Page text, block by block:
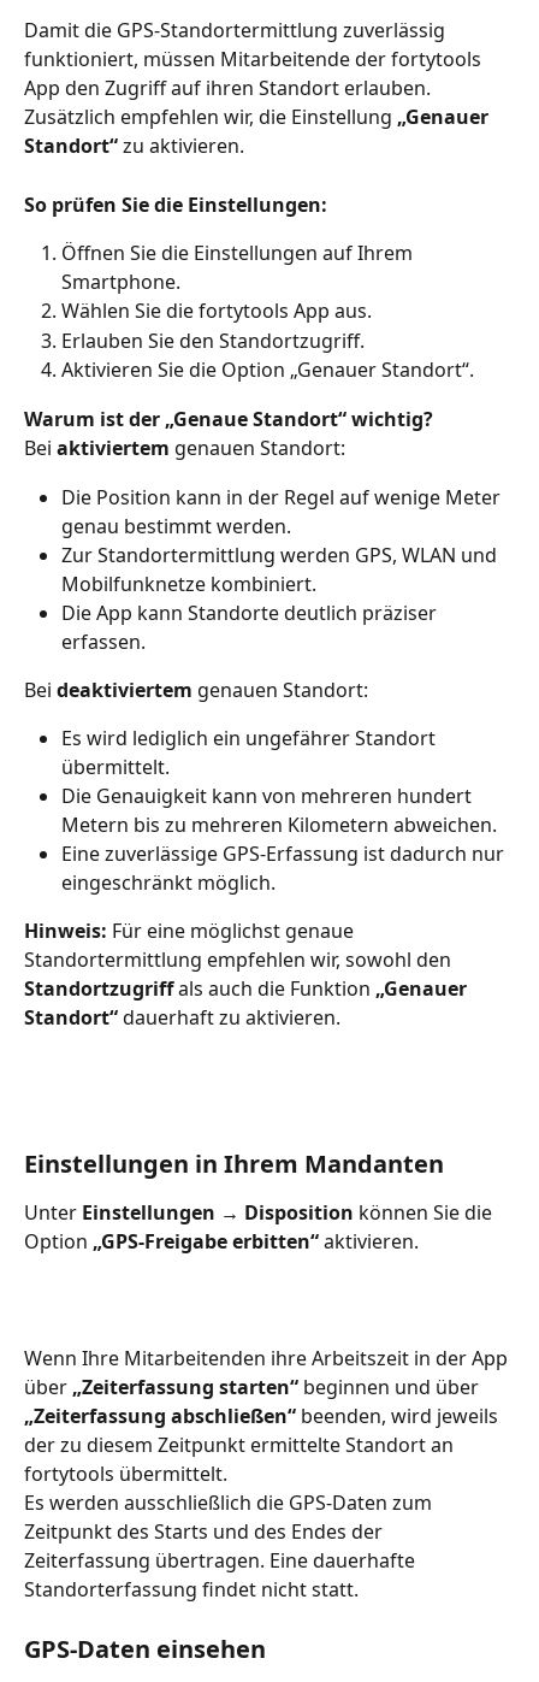
Damit die GPS-Standortermittlung zuverlässig
funktioniert, müssen Mitarbeitende der fortytools
App den Zugriff auf ihren Standort erlauben.
Zusätzlich empfehlen wir, die Einstellung „Genauer
Standort“ zu aktivieren.
So prüfen Sie die Einstellungen:
Öffnen Sie die Einstellungen auf Ihrem
Smartphone.
Wählen Sie die fortytools App aus.
Erlauben Sie den Standortzugriff.
Aktivieren Sie die Option „Genauer Standort“.
Warum ist der „Genaue Standort“ wichtig?
Bei aktiviertem genauen Standort:
Die Position kann in der Regel auf wenige Meter
genau bestimmt werden.
Zur Standortermittlung werden GPS, WLAN und
Mobilfunknetze kombiniert.
Die App kann Standorte deutlich präziser
erfassen.
Bei deaktiviertem genauen Standort:
Es wird lediglich ein ungefährer Standort
übermittelt.
Die Genauigkeit kann von mehreren hundert
Metern bis zu mehreren Kilometern abweichen.
Eine zuverlässige GPS-Erfassung ist dadurch nur
eingeschränkt möglich.
Hinweis: Für eine möglichst genaue
Standortermittlung empfehlen wir, sowohl den
Standortzugriff als auch die Funktion „Genauer
Standort“ dauerhaft zu aktivieren.
Einstellungen in Ihrem Mandanten
Unter Einstellungen → Disposition können Sie die
Option „GPS-Freigabe erbitten“ aktivieren.
Wenn Ihre Mitarbeitenden ihre Arbeitszeit in der App
über „Zeiterfassung starten“ beginnen und über
„Zeiterfassung abschließen“ beenden, wird jeweils
der zu diesem Zeitpunkt ermittelte Standort an
fortytools übermittelt.
Es werden ausschließlich die GPS-Daten zum
Zeitpunkt des Starts und des Endes der
Zeiterfassung übertragen. Eine dauerhafte
Standorterfassung findet nicht statt.
GPS-Daten einsehen